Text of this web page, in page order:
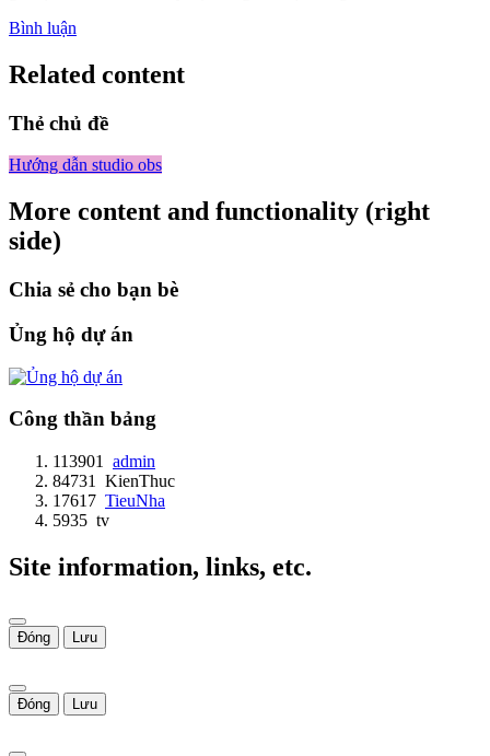
Bình luận
Related content
Thẻ chủ đề
Hướng dẫn studio obs
More content and functionality (right
side)
Chia sẻ cho bạn bè
Ủng hộ dự án
Công thần bảng
113901
admin
84731
KienThuc
17617 TieuNha
5935 tv
Site information, links, etc.
Đóng Lưu
Đóng Lưu